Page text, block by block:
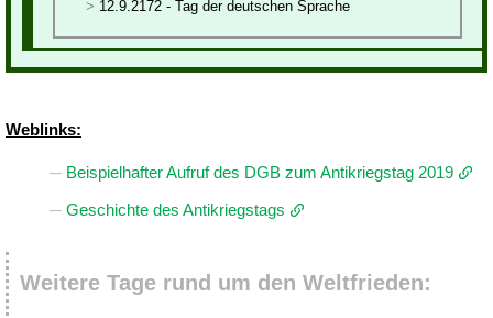
12.9.2172 - Tag der deutschen Sprache
Weblinks:
Beispielhafter Aufruf des DGB zum Antikriegstag 2019
Geschichte des Antikriegstags
Weitere Tage rund um den Weltfrieden: